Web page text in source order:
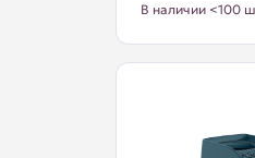
В наличии <100